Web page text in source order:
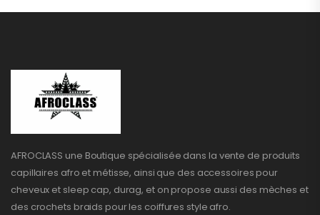
AFROCLASS une Boutique spécialisée dans la vente de produits
capillaires afro et métisse, ainsi que des accessoires pour
cheveux et sleep cap, durag, et on propose aussi des mèches et
des crochets braids pour les coiffures style afro.